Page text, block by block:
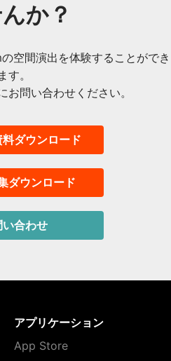
か？
空間演出を体験することができ
ます。
お問い合わせください。
ダウンロード
ダウンロード
い合わせ
アプリケーション
App Store